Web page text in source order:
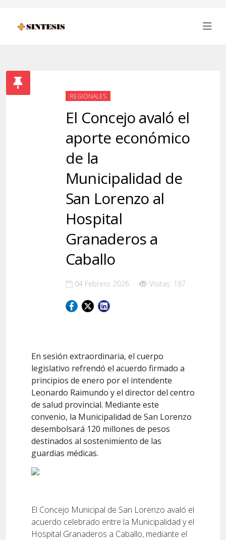
REGIONALES
El Concejo avaló el
aporte económico
de la
Municipalidad de
San Lorenzo al
Hospital
Granaderos a
Caballo
04 Febrero 2026 Visitas: 187
En sesión extraordinaria, el cuerpo
legislativo refrendó el acuerdo firmado a
principios de enero por el intendente
Leonardo Raimundo y el director del centro
de salud provincial. Mediante este
convenio, la Municipalidad de San Lorenzo
desembolsará 120 millones de pesos
destinados al sostenimiento de las
guardias médicas.
El Concejo Municipal de San Lorenzo avaló el
acuerdo celebrado entre la Municipalidad y el
Hospital Granaderos a Caballo, mediante el